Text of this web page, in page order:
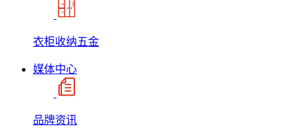
衣柜收纳五金
媒体中心
品牌资讯